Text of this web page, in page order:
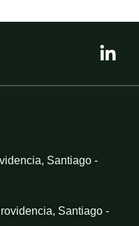
i
k
n
Santiago -
Santiago -